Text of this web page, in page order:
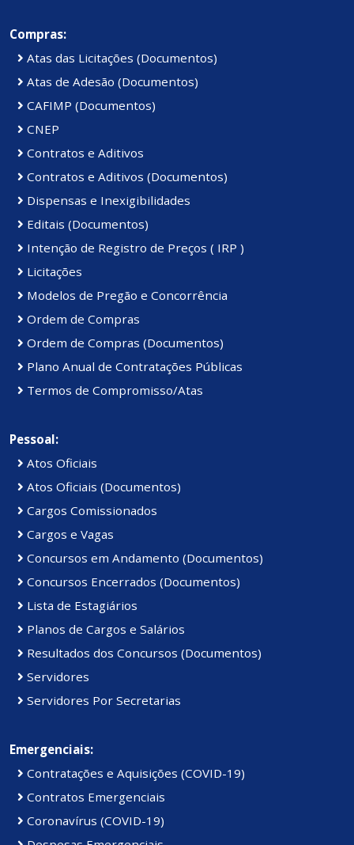
Compras:
Atas das Licitações (Documentos)
Atas de Adesão (Documentos)
CAFIMP (Documentos)
CNEP
Contratos e Aditivos
Contratos e Aditivos (Documentos)
Dispensas e Inexigibilidades
Editais (Documentos)
Intenção de Registro de Preços ( IRP )
Licitações
Modelos de Pregão e Concorrência
Ordem de Compras
Ordem de Compras (Documentos)
Plano Anual de Contratações Públicas
Termos de Compromisso/Atas
Pessoal:
Atos Oficiais
Atos Oficiais (Documentos)
Cargos Comissionados
Cargos e Vagas
Concursos em Andamento (Documentos)
Concursos Encerrados (Documentos)
Lista de Estagiários
Planos de Cargos e Salários
Resultados dos Concursos (Documentos)
Servidores
Servidores Por Secretarias
Emergenciais:
Contratações e Aquisições (COVID-19)
Contratos Emergenciais
Coronavírus (COVID-19)